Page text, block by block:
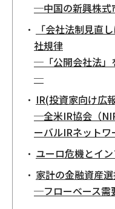
─中国の新興株式
「会社法制見直
社規律
─「公開会社法」
─
IR(投資家向け広
─全米IR協会（
ーバルIRネット
ユーロ危機とイ
家計の金融資産
─フローベース